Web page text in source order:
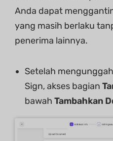
Anda dapat
yang masih berlaku
penerima lainnya.
Setelah
Sign, akses bagian
bawah Tambahkan